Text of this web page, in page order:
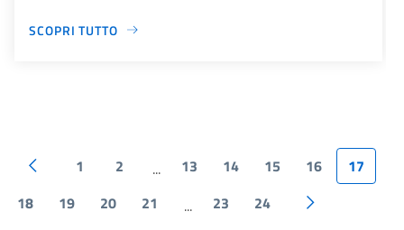
SCOPRI TUTTO
1 2 ... 13 14 15 16
17
18
19 20 21 ... 23 24